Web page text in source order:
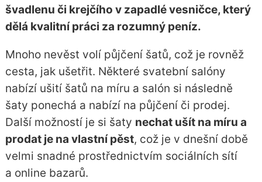
švadlenu či krejčího v zapadlé vesničce, který
dělá kvalitní práci za rozumný peníz.
Mnoho nevěst volí půjčení šatů, což je rovněž
cesta, jak ušetřit. Některé svatební salóny
nabízí ušití šatů na míru a salón si následně
šaty ponechá a nabízí na půjčení či prodej.
Další možností je si šaty nechat ušít na míru a
prodat je na vlastní pěst, což je v dnešní době
velmi snadné prostřednictvím sociálních sítí
a online bazarů.